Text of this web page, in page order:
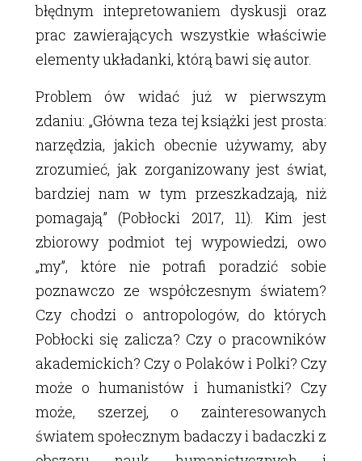
błędnym intepretowaniem dyskusji oraz
prac zawierających wszystkie właściwie
elementy układanki, którą bawi się autor.
Problem ów widać już w pierwszym
zdaniu: „Główna teza tej książki jest prosta:
narzędzia, jakich obecnie używamy, aby
zrozumieć, jak zorganizowany jest świat,
bardziej nam w tym przeszkadzają, niż
pomagają” (Pobłocki 2017, 11). Kim jest
zbiorowy podmiot tej wypowiedzi, owo
„my”, które nie potrafi poradzić sobie
poznawczo ze współczesnym światem?
Czy chodzi o antropologów, do których
Pobłocki się zalicza? Czy o pracowników
akademickich? Czy o Polaków i Polki? Czy
może o humanistów i humanistki? Czy
może, szerzej, o zainteresowanych
światem społecznym badaczy i badaczki z